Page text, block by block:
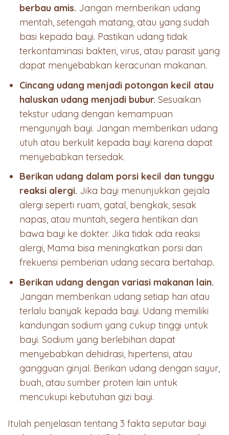
berbau amis. Jangan memberikan udang
mentah, setengah matang, atau yang sudah
basi kepada bayi. Pastikan udang tidak
terkontaminasi bakteri, virus, atau parasit yang
dapat menyebabkan keracunan makanan.
Cincang udang menjadi potongan kecil atau
haluskan udang menjadi bubur. Sesuaikan
tekstur udang dengan kemampuan
mengunyah bayi. Jangan memberikan udang
utuh atau berkulit kepada bayi karena dapat
menyebabkan tersedak.
Berikan udang dalam porsi kecil dan tunggu
reaksi alergi. Jika bayi menunjukkan gejala
alergi seperti ruam, gatal, bengkak, sesak
napas, atau muntah, segera hentikan dan
bawa bayi ke dokter. Jika tidak ada reaksi
alergi, Mama bisa meningkatkan porsi dan
frekuensi pemberian udang secara bertahap.
Berikan udang dengan variasi makanan lain.
Jangan memberikan udang setiap hari atau
terlalu banyak kepada bayi. Udang memiliki
kandungan sodium yang cukup tinggi untuk
bayi. Sodium yang berlebihan dapat
menyebabkan dehidrasi, hipertensi, atau
gangguan ginjal. Berikan udang dengan sayur,
buah, atau sumber protein lain untuk
mencukupi kebutuhan gizi bayi.
Itulah penjelasan tentang 3 fakta seputar bayi